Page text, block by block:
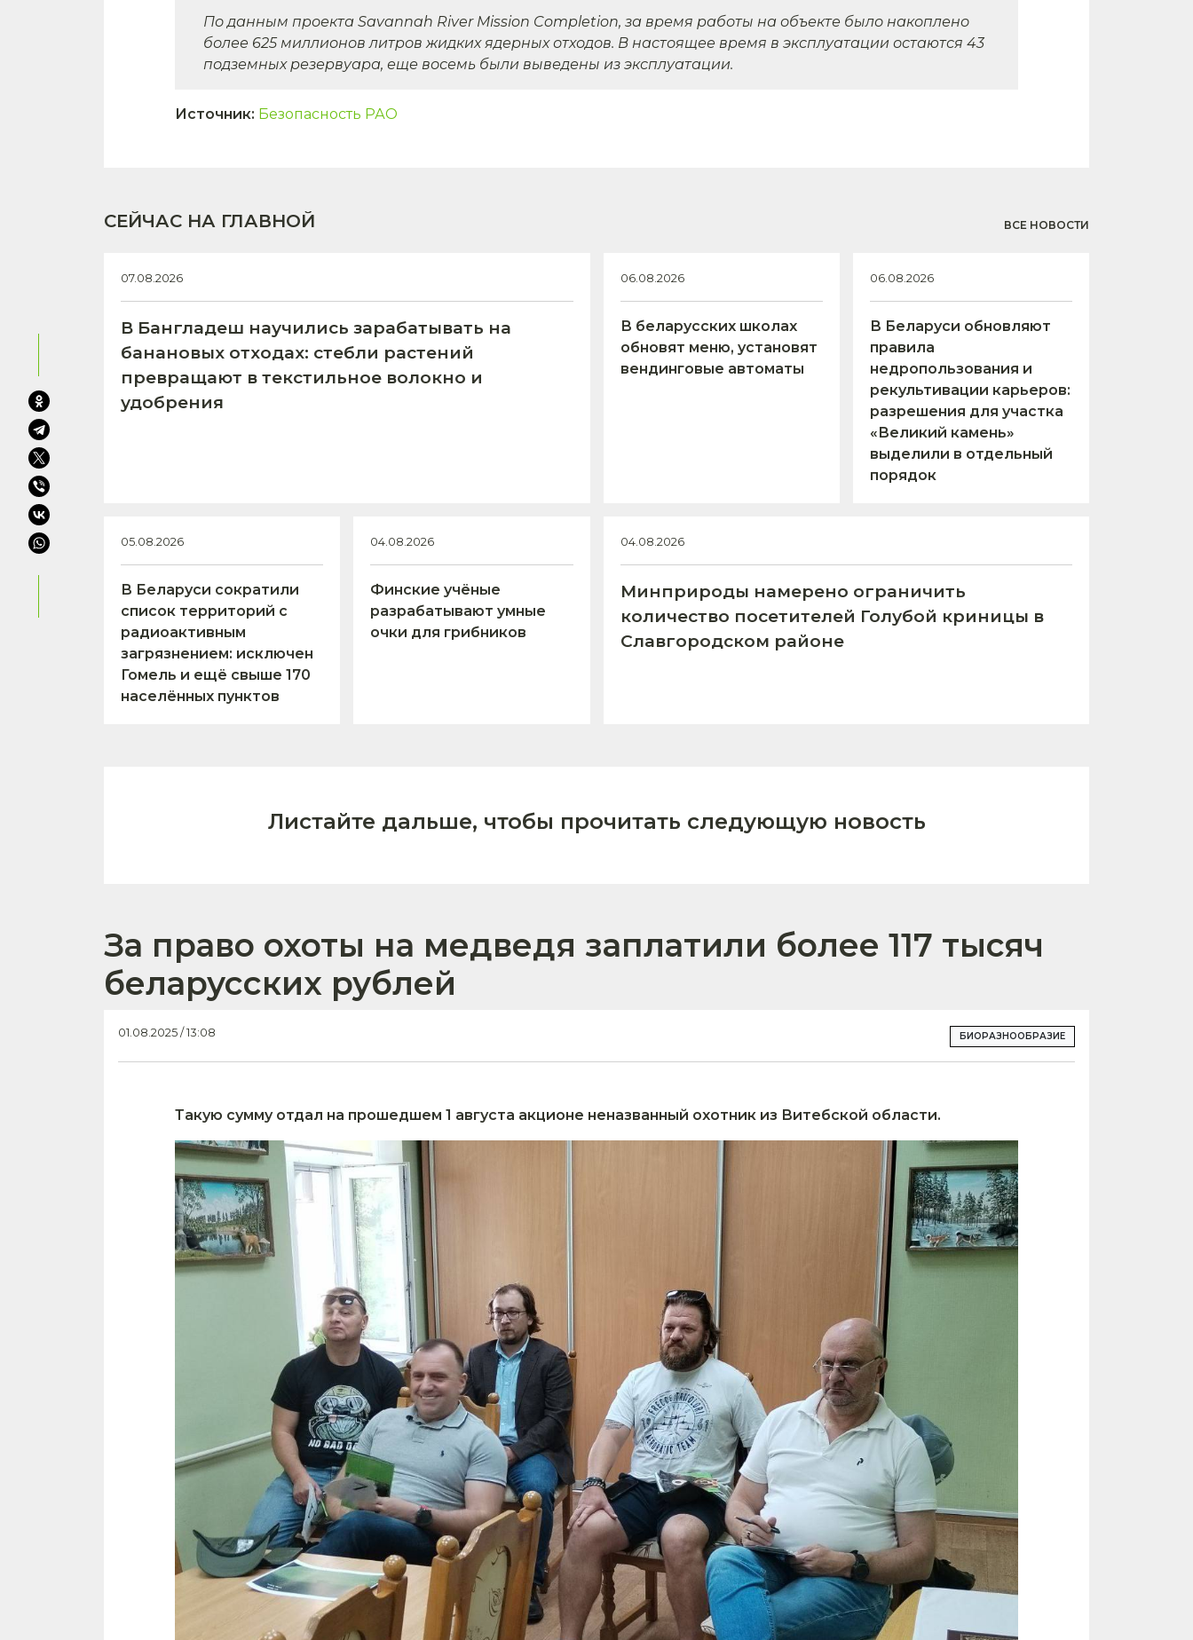
По данным проекта Savannah River Mission Completion, за время работы на объекте было накоплено
более 625 миллионов литров жидких ядерных отходов. В настоящее время в эксплуатации остаются 43
подземных резервуара, еще восемь были выведены из эксплуатации.
Источник: Безопасность РАО
СЕЙЧАС НА ГЛАВНОЙ ВСЕ НОВОСТИ
07.08.2026
В Бангладеш научились зарабатывать на
банановых отходах: стебли растений
превращают в текстильное волокно и
удобрения
06.08.2026
В беларусских школах
обновят меню, установят
вендинговые автоматы
06.08.2026
В Беларуси обновляют
правила
недропользования и
рекультивации карьеров:
разрешения для участка
«Великий камень»
выделили в отдельный
порядок
05.08.2026
В Беларуси сократили
список территорий с
радиоактивным
загрязнением: исключен
Гомель и ещё свыше 170
населённых пунктов
04.08.2026
Финские учёные
разрабатывают умные
очки для грибников
04.08.2026
Минприроды намерено ограничить
количество посетителей Голубой криницы в
Славгородском районе
Листайте дальше, чтобы прочитать следующую новость
За право охоты на медведя заплатили более 117 тысяч
беларусских рублей
01.08.2025 / 13:08 БИОРАЗНООБРАЗИЕ
Такую сумму отдал на прошедшем 1 августа акционе неназванный охотник из Витебской области.